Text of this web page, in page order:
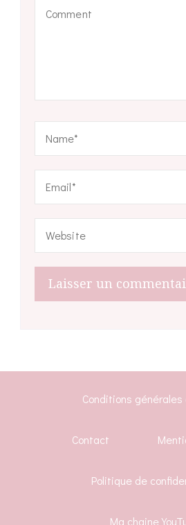
Conditions
Contact
Politique de
Ma chaine